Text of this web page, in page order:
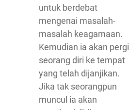
untuk berdebat
mengenai masalah-
masalah keagamaan.
Kemudian ia akan pergi
seorang diri ke tempat
yang telah dijanjikan.
Jika tak seorangpun
muncul ia akan